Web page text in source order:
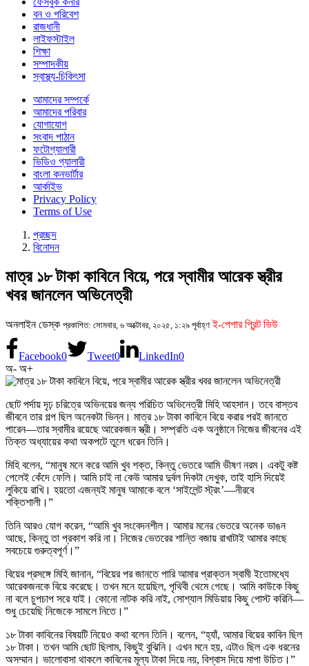
বন ও পরিবেশ
রাজধানী
লাইফস্টাইল
শিক্ষা
সম্পাদকীয়
স্বাস্থ্য-চিকিৎসা
আমাদের সম্পর্কে
আমাদের পরিবার
যোগাযোগ
সংবাদ পাঠান
ফটোগ্যালারী
ভিডিও গ্যালারী
বাংলা কনভার্টার
আর্কাইভ
Privacy Policy
Terms of Use
প্রচ্ছদ
বিনোদন
মাত্র ১৮ টাকা কাবিনে বিয়ে, পরে স্বামীর আরেক স্ত্রীর
খবর জানলেন অভিনেত্রী
অনলাইন ডেস্ক প্রকাশিত: সোমবার, ৬ অক্টোবর, ২০২৫, ১:২৯ পূর্বাহ্ণ ই-পেপার প্রিন্ট ভিউ
Facebook0 Tweet0 LinkedIn0
অ- অ+
ছোট পর্দায় দৃঢ় চরিত্রে অভিনয়ের জন্য পরিচিত অভিনেত্রী মিহি আহসান। তবে বাস্তব
জীবনে তার গল্প ছিল অনেকটা ভিন্ন। মাত্র ১৮ টাকা কাবিনে বিয়ে করার পরই জানতে
পারেন—তার স্বামীর রয়েছে আরেকজন স্ত্রী। সম্প্রতি এক অনুষ্ঠানে নিজের জীবনের এই
তিক্ত অধ্যায়ের কথা অকপটে তুলে ধরেন তিনি।
মিহি বলেন, “মানুষ মনে করে আমি খুব শক্ত, কিন্তু ভেতরে আমি ভীষণ নরম। একটু কষ্ট
পেলেই কেঁদে ফেলি। আমি চাই না কেউ আমার দুর্বল দিকটা দেখুক, তাই হাসি দিয়েই
লুকিয়ে রাখি। হয়তো এজন্যই মানুষ আমাকে বলে ‘সাইলেন্ট স্ট্রং’—নীরবে
শক্তিশালী।”
তিনি আরও যোগ করেন, “আমি খুব সংবেদনশীল। আমার মনের ভেতরে অনেক ভাঙন
আছে, কিন্তু তা প্রকাশ করি না। নিজের ভেতরের শান্তি বজায় রাখাটাই আমার কাছে
সবচেয়ে গুরুত্বপূর্ণ।”
বিয়ের প্রসঙ্গে মিহি জানান, “বিয়ের পর জানতে পারি আমার প্রাক্তন স্বামী ইতোমধ্যে
আরেকজনকে বিয়ে করেছে। তখন মনে হয়েছিল, পৃথিবী থেমে গেছে। আমি কাউকে কিছু
না বলে চুপচাপ সরে যাই। কোনো নাটক করি নাই, সোশ্যাল মিডিয়ায় কিছু পোস্ট করিনি—
শুধু চেয়েছি নিজেকে সামলে নিতে।”
১৮ টাকা কাবিনের বিষয়টি নিয়েও কথা বলেন তিনি। বলেন, “হ্যাঁ, আমার বিয়ের কাবিন ছিল
১৮ টাকা। তখন আমি ছোট ছিলাম, কিছুই বুঝিনি। এখন মনে হয়, এটাও ছিল এক ধরনের
অসম্মান। ভালোবাসা থাকলে কাবিনের মূল্য টাকা দিয়ে নয়, বিশ্বাস দিয়ে মাপা উচিত।”